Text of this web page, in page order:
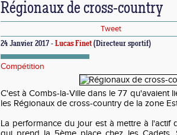
Régionaux de cross-country
Tweet
24 Janvier 2017 - Lucas Finet (Directeur sportif)
Compétition
C'est à Combs-la-Ville dans le 77 qu'avaient
les Régionaux de cross-country de la zone
La performance du jour est à mettre à l'actif